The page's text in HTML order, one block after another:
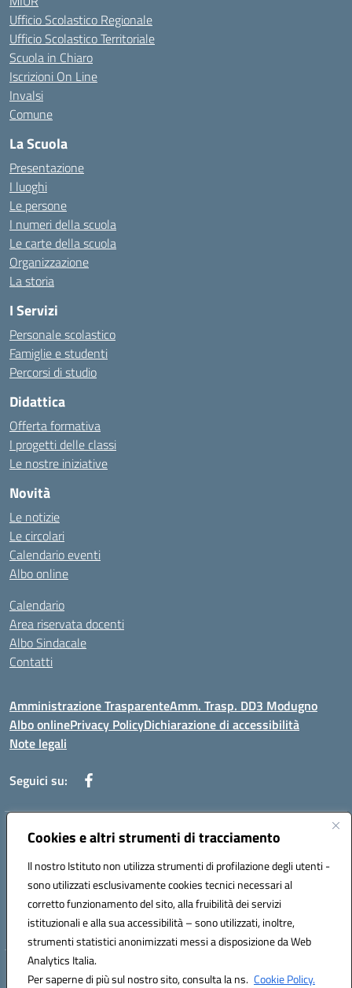
Cookies e altri strumenti di tracciamento
Il nostro Istituto non utilizza strumenti di profilazione degli utenti -
sono utilizzati esclusivamente cookies tecnici necessari al
corretto funzionamento del sito, alla fruibilità dei servizi
istituzionali e alla sua accessibilità – sono utilizzati, inoltre,
strumenti statistici anonimizzati messi a disposizione da Web
Analytics Italia.
Per saperne di più sul nostro sito, consulta la ns. Cookie Policy.
Ufficio Scolastico Regionale
Ufficio Scolastico Territoriale
Scuola in Chiaro
Iscrizioni On Line
Invalsi
Comune
La Scuola
Presentazione
I luoghi
Le persone
I numeri della scuola
Le carte della scuola
Organizzazione
La storia
I Servizi
Personale scolastico
Famiglie e studenti
Percorsi di studio
Didattica
Offerta formativa
I progetti delle classi
Le nostre iniziative
Novità
Le notizie
Le circolari
Calendario eventi
Albo online
Calendario
Area riservata docenti
Albo Sindacale
Contatti
Amministrazione TrasparenteAmm. Trasp. DD3 Modugno
Albo onlinePrivacy PolicyDichiarazione di accessibilità
Note legali
Seguici su:
Indirizzo:Via Magna Grecia, 1 - 70026 Modugno (Bari)
Posta elettronica certificata (PEC):baic8ap005@pec.istruzione.it
Codice fiscale: 93548950729
Codice meccanografico: BAIC8AP005
Hosting & Powered by 3D Solution S.r.l.